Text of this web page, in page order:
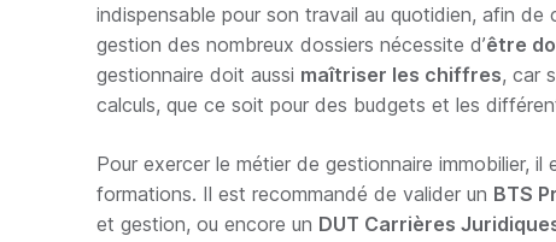
indispensable pour son travail au quotidien, afin
gestion des nombreux dossiers nécessite d’être
gestionnaire doit aussi maîtriser les chiffres, car
calculs, que ce soit pour des budgets et les
Pour exercer le métier de gestionnaire immobilier,
formations. Il est recommandé de valider un BTS
et gestion, ou encore un DUT Carrières